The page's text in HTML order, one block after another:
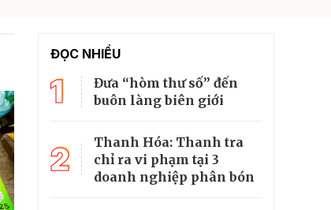
ĐỌC NHIỀU
1
Đưa “hòm thư số” đến
buôn làng biên giới
2
Thanh Hóa: Thanh tra
chỉ ra vi phạm tại 3
doanh nghiệp phân bón